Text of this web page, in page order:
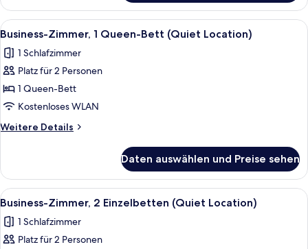
1
Doppelbett,
Parkblick
Alle
Fotos
für
Business-
Zimmer,
1
Queen-
Bett
Location)
anzeigen
Ein Hotelzimmer mit einem großen
8
Business-Zimmer, 1 Queen-Bett (Quiet Location)
1 Schlafzimmer
Platz für 2 Personen
1 Queen-Bett
Kostenloses WLAN
Weitere Details
Weitere
Zimmer,
Queen-
(Quiet
Location)
Daten auswählen und Preise sehen
Alle
Fotos
für
Business-
Ein Hotelzimmer mit einem Bett,
8
Business-Zimmer, 2 Einzelbetten (Quiet Location)
1 Schlafzimmer
Platz für 2 Personen